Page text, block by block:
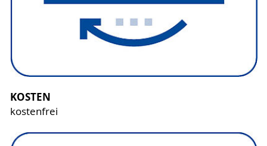
KOSTEN
kostenfrei